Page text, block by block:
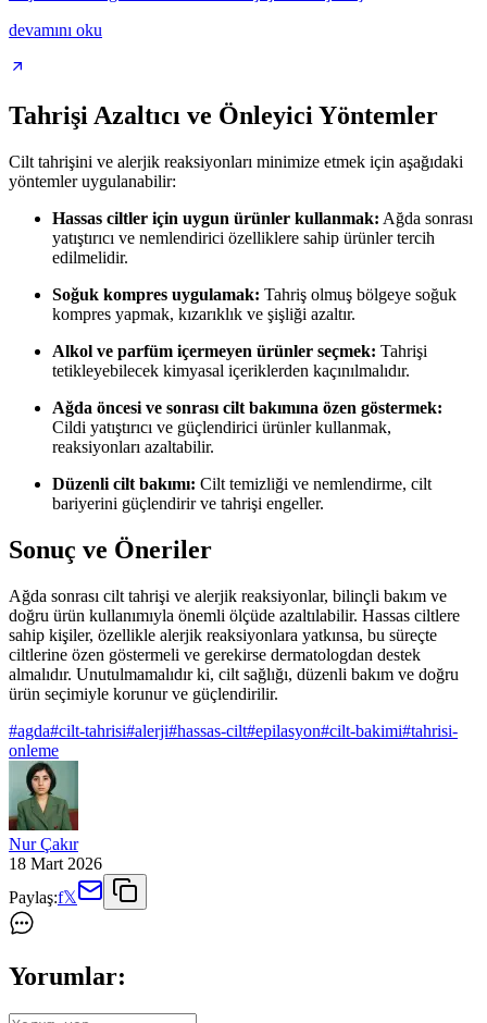
devamını oku
Tahrişi Azaltıcı ve Önleyici Yöntemler
Cilt tahrişini ve alerjik reaksiyonları minimize etmek için aşağıdaki
yöntemler uygulanabilir:
Hassas ciltler için uygun ürünler kullanmak: Ağda sonrası
yatıştırıcı ve nemlendirici özelliklere sahip ürünler tercih
edilmelidir.
Soğuk kompres uygulamak: Tahriş olmuş bölgeye soğuk
kompres yapmak, kızarıklık ve şişliği azaltır.
Alkol ve parfüm içermeyen ürünler seçmek: Tahrişi
tetikleyebilecek kimyasal içeriklerden kaçınılmalıdır.
Ağda öncesi ve sonrası cilt bakımına özen göstermek:
Cildi yatıştırıcı ve güçlendirici ürünler kullanmak,
reaksiyonları azaltabilir.
Düzenli cilt bakımı: Cilt temizliği ve nemlendirme, cilt
bariyerini güçlendirir ve tahrişi engeller.
Sonuç ve Öneriler
Ağda sonrası cilt tahrişi ve alerjik reaksiyonlar, bilinçli bakım ve
doğru ürün kullanımıyla önemli ölçüde azaltılabilir. Hassas ciltlere
sahip kişiler, özellikle alerjik reaksiyonlara yatkınsa, bu süreçte
ciltlerine özen göstermeli ve gerekirse dermatologdan destek
almalıdır. Unutulmamalıdır ki, cilt sağlığı, düzenli bakım ve doğru
ürün seçimiyle korunur ve güçlendirilir.
#agda#cilt-tahrisi#alerji#hassas-cilt#epilasyon#cilt-bakimi#tahrisi-
onleme
Nur Çakır
18 Mart 2026
Paylaş:f𝕏
Yorumlar: